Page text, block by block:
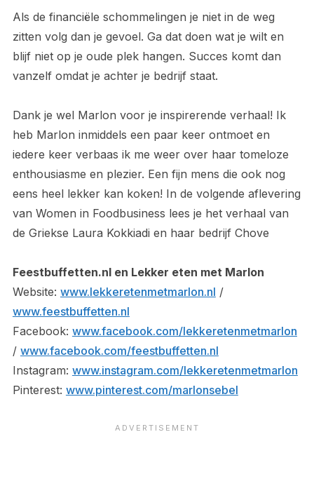
Als de financiële schommelingen je niet in de weg
zitten volg dan je gevoel. Ga dat doen wat je wilt en
blijf niet op je oude plek hangen. Succes komt dan
vanzelf omdat je achter je bedrijf staat.
Dank je wel Marlon voor je inspirerende verhaal! Ik
heb Marlon inmiddels een paar keer ontmoet en
iedere keer verbaas ik me weer over haar tomeloze
enthousiasme en plezier. Een fijn mens die ook nog
eens heel lekker kan koken! In de volgende aflevering
van Women in Foodbusiness lees je het verhaal van
de Griekse Laura Kokkiadi en haar bedrijf Chove
Feestbuffetten.nl en Lekker eten met Marlon
Website: www.lekkeretenmetmarlon.nl /
www.feestbuffetten.nl
Facebook: www.facebook.com/lekkeretenmetmarlon
/ www.facebook.com/feestbuffetten.nl
Instagram: www.instagram.com/lekkeretenmetmarlon
Pinterest: www.pinterest.com/marlonsebel